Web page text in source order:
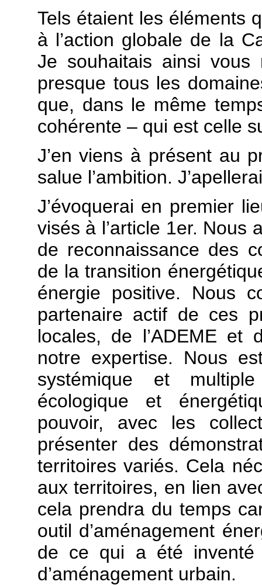
Tels étaient les éléments
à l’action globale de la
Je souhaitais ainsi vous
presque tous les
que, dans le même
cohérente – qui est celle
J’en viens à présent au
salue l’ambition.
J’évoquerai en premier
visés à l’article 1er. Nous
de reconnaissance des
de la transition
énergie positive. Nous
partenaire actif de ces
locales, de l’ADEME et
notre expertise. Nous
systémique et
écologique et
pouvoir, avec les
présenter des
territoires variés. Cela
aux territoires, en lien
cela prendra du temps
outil d’aménagement
de ce qui a été
d’aménagement urbain.